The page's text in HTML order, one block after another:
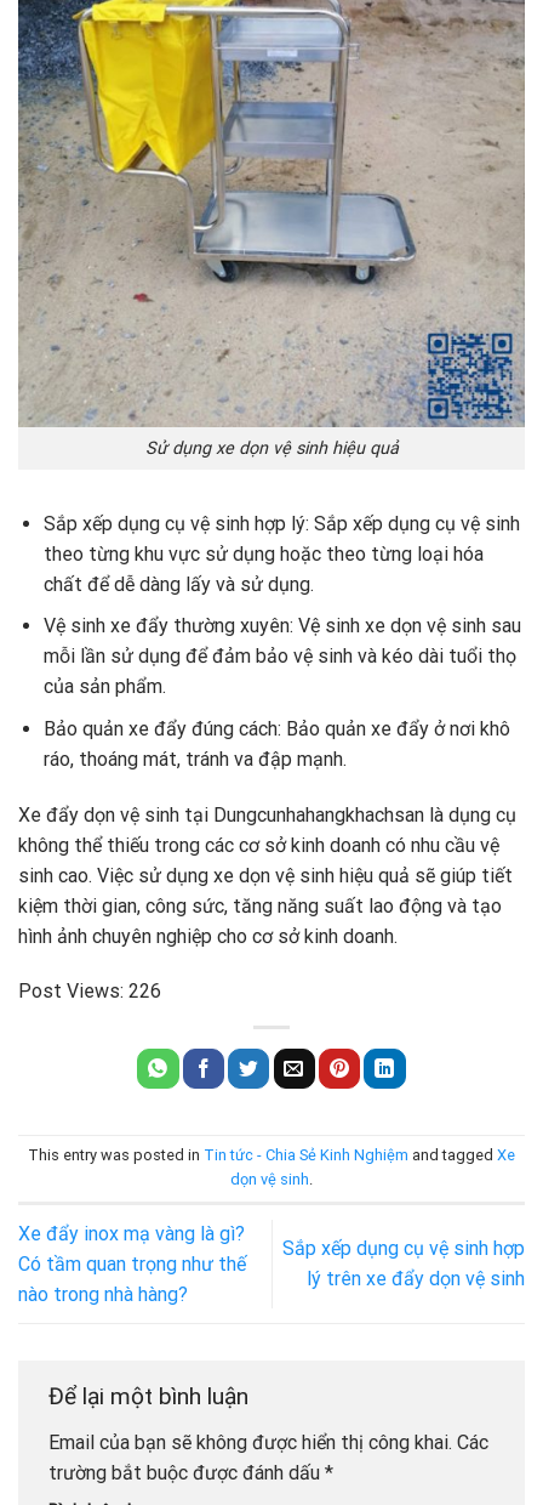
Sử dụng xe dọn vệ sinh hiệu quả
Sắp xếp dụng cụ vệ sinh hợp lý: Sắp xếp dụng cụ vệ sinh
theo từng khu vực sử dụng hoặc theo từng loại hóa
chất để dễ dàng lấy và sử dụng.
Vệ sinh xe đẩy thường xuyên: Vệ sinh xe dọn vệ sinh sau
mỗi lần sử dụng để đảm bảo vệ sinh và kéo dài tuổi thọ
của sản phẩm.
Bảo quản xe đẩy đúng cách: Bảo quản xe đẩy ở nơi khô
ráo, thoáng mát, tránh va đập mạnh.
Xe đẩy dọn vệ sinh tại Dungcunhahangkhachsan là dụng cụ
không thể thiếu trong các cơ sở kinh doanh có nhu cầu vệ
sinh cao. Việc sử dụng xe dọn vệ sinh hiệu quả sẽ giúp tiết
kiệm thời gian, công sức, tăng năng suất lao động và tạo
hình ảnh chuyên nghiệp cho cơ sở kinh doanh.
Post Views: 226
This entry was posted in Tin tức - Chia Sẻ Kinh Nghiệm and tagged Xe
dọn vệ sinh.
Xe đẩy inox mạ vàng là gì?
Có tầm quan trọng như thế
nào trong nhà hàng?
Sắp xếp dụng cụ vệ sinh hợp
lý trên xe đẩy dọn vệ sinh
Để lại một bình luận
Email của bạn sẽ không được hiển thị công khai. Các
trường bắt buộc được đánh dấu *